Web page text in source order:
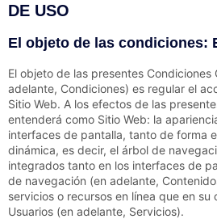
DE USO
El objeto de las condiciones:
El objeto de las presentes Condiciones
adelante, Condiciones) es regular el
Sitio Web. A los efectos de las
entenderá como Sitio Web: la
interfaces de pantalla, tanto de forma
dinámica, es decir, el árbol de
integrados tanto en los interfaces de
de navegación (en adelante,
servicios o recursos en línea que en su
Usuarios (en adelante, Servicios).